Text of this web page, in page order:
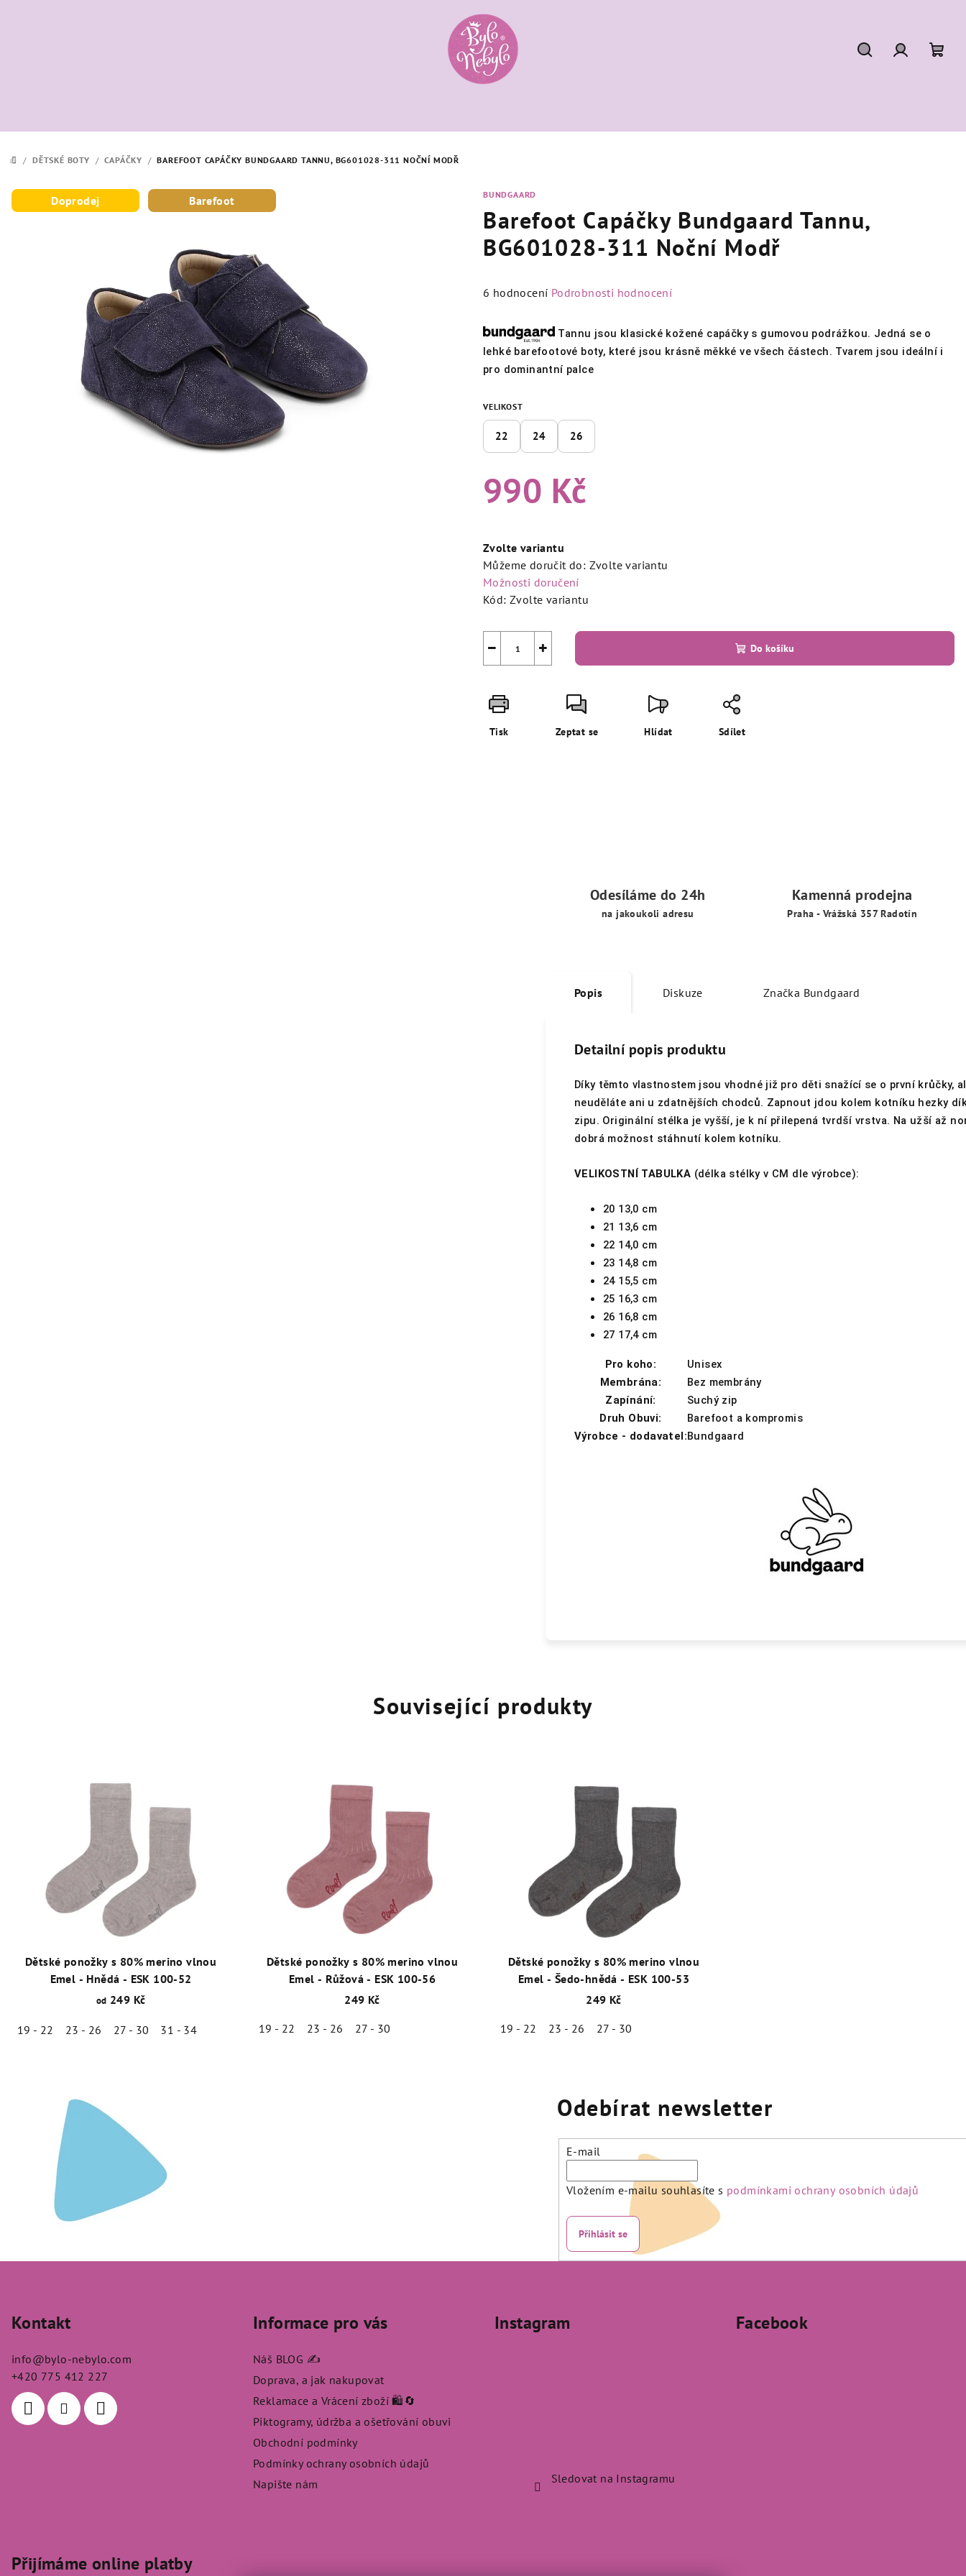
DOMŮ
/ DĚTSKÉ BOTY / CAPÁČKY / BAREFOOT CAPÁČKY BUNDGAARD TANNU, BG601028-311 NOČNÍ MODŘ
BUNDGAARD
Barefoot Capáčky Bundgaard Tannu,
BG601028-311 Noční Modř
Průměrné
produktu
je
z
hvězdiček.
6 hodnocení Podrobnosti hodnocení
Tannu jsou klasické kožené capáčky s gumovou podrážkou. Jedná se o
lehké barefootové boty, které jsou krásně měkké ve všech částech. Tvarem jsou ideální i
pro dominantní palce
VELIKOST
22 24 26
990 Kč
cena:
Zvolte variantu
Můžeme doručit do: Zvolte variantu
Možnosti doručení
Kód: Zvolte variantu
+
− Do košíku
Tisk Zeptat se Hlídat Sdílet
Doprodej Barefoot
Odesíláme do 24h
na jakoukoli adresu
Kamenná prodejna
Praha - Vrážská 357 Radotín
Popis Diskuze Značka Bundgaard
Detailní popis produktu
Díky těmto vlastnostem jsou vhodné již pro děti snažící se o první krůčky,
neuděláte ani u zdatnějších chodců. Zapnout jdou kolem kotníku hezky
zipu. Originální stélka je vyšší, je k ní přilepená tvrdší vrstva. Na užší až
dobrá možnost stáhnutí kolem kotníku.
VELIKOSTNÍ TABULKA (délka stélky v CM dle výrobce):
20 13,0 cm
21 13,6 cm
22 14,0 cm
23 14,8 cm
24 15,5 cm
25 16,3 cm
26 16,8 cm
27 17,4 cm
Pro koho:
Unisex
Membrána:
Bez membrány
Zapínání:
Suchý zip
Druh Obuvi:
Barefoot a kompromis
Výrobce - dodavatel:Bundgaard
Související produkty
Dětské ponožky s 80% merino vlnou
Emel - Hnědá - ESK 100-52
od 249 Kč
19 - 22 23 - 26 27 - 30 31 - 34
Dětské ponožky s 80% merino vlnou
Emel - Růžová - ESK 100-56
249 Kč
19 - 22
23 - 26 27 - 30
Dětské ponožky s 80% merino vlnou
Emel - Šedo-hnědá - ESK 100-53
249 Kč
19 - 22
23 - 26 27 - 30
Odebírat newsletter
E-mail
Vložením e-mailu souhlasíte s podmínkami ochrany osobních údajů
Přihlásit se
pKontakt
info@bylo-nebylo.com
+420 775 412 227
Informace pro vás
Náš BLOG ✍️
Doprava, a jak nakupovat
Reklamace a Vrácení zboží 🛍️🔄
Piktogramy, údržba a ošetřování obuvi
Obchodní podmínky
Podmínky ochrany osobních údajů
Napište nám
Instagram
Sledovat na Instagramu
Facebook
Přijímáme online platby